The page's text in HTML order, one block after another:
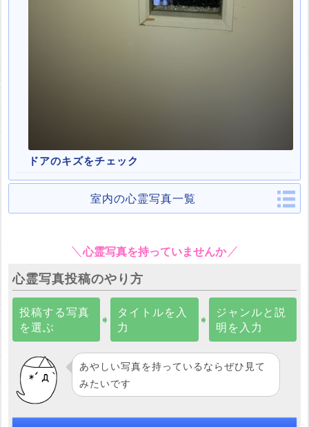
ドアのキズをチェック
室内の心霊写真一覧
心霊写真を持っていませんか
心霊写真投稿のやり方
投稿する写真
を選ぶ
➧
タイトルを入
力
➧
ジャンルと説
明を入力
あやしい写真を持っているならぜひ見て
みたいです